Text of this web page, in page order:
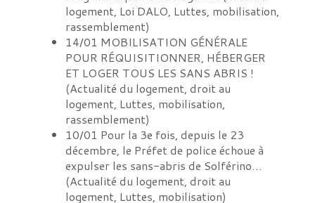
logement, Loi DALO, Luttes, mobilisation,
rassemblement)
14/01 MOBILISATION GÉNÉRALE
POUR RÉQUISITIONNER, HÉBERGER
ET LOGER TOUS LES SANS ABRIS !
(Actualité du logement, droit au
logement, Luttes, mobilisation,
rassemblement)
10/01 Pour la 3e fois, depuis le 23
décembre, le Préfet de police échoue à
expulser les sans-abris de Solférino…
(Actualité du logement, droit au
logement, Luttes, mobilisation)